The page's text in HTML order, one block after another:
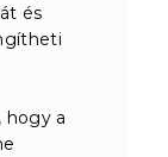
és
hogy a